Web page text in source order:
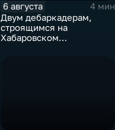
6 августа
4 мин
Двум дебаркадерам,
строящимся на
Хабаровском